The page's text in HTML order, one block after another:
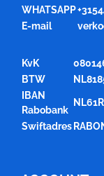
WHATSAPP
E-mail
KvK
BTW
IBAN
Rabobank
Swiftadres